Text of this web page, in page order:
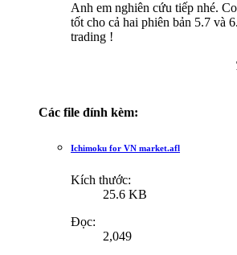
Anh em nghiên cứu tiếp nhé.
tốt cho cả hai phiên bản 5.7 và
trading !
Các file đính kèm:
Ichimoku for VN market.afl
Kích thước:
25.6 KB
Đọc:
2,049